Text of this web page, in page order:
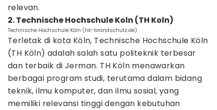
relevan.
2. Technische Hochschule Koln (TH Koln)
Technische Hochschule Köln (hk-brandschutz.de)
Terletak di kota Köln, Technische Hochschule Köln
(TH Köln) adalah salah satu politeknik terbesar
dan terbaik di Jerman. TH Köln menawarkan
berbagai program studi, terutama dalam bidang
teknik, ilmu komputer, dan ilmu sosial, yang
memiliki relevansi tinggi dengan kebutuhan